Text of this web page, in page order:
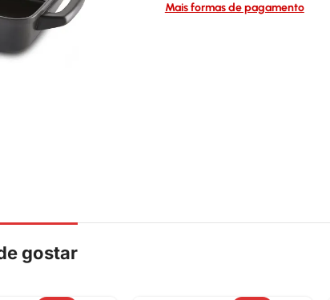
Mais formas de pagamento
gostar